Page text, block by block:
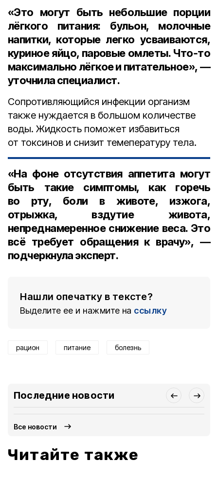
«Это могут быть небольшие порции
лёгкого питания: бульон, молочные
напитки, которые легко усваиваются,
куриное яйцо, паровые омлеты. Что‑то
максимально лёгкое и питательное», —
уточнила специалист.
Сопротивляющийся инфекции организм
также нуждается в большом количестве
воды. Жидкость поможет избавиться
от токсинов и снизит темепературу тела.
«На фоне отсутствия аппетита могут
быть такие симптомы, как горечь
во рту, боли в животе, изжога,
отрыжка, вздутие живота,
непреднамеренное снижение веса. Это
всё требует обращения к врачу», —
подчеркнула эксперт.
Нашли опечатку в тексте?
Выделите ее и нажмите на ссылку
рацион питание болезнь
Последние новости
Все новости
Читайте также